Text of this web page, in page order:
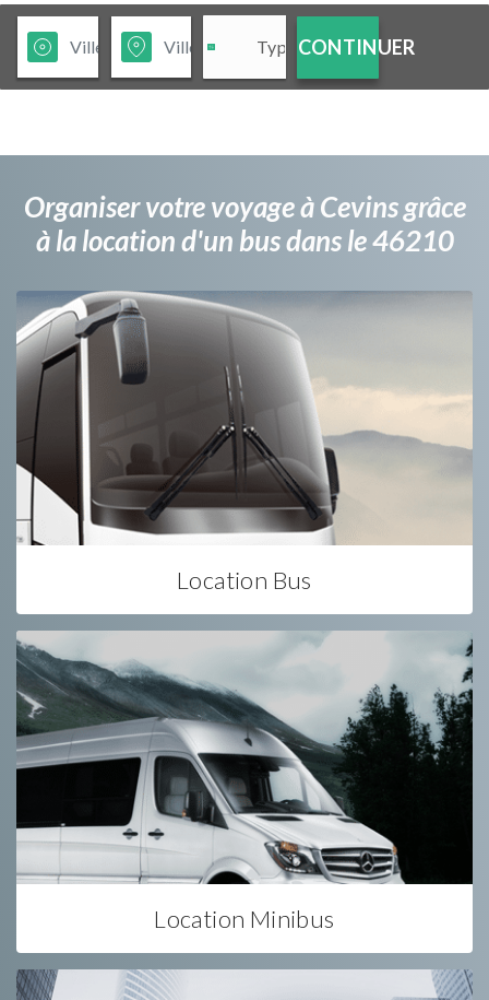
CONTINUER
Organiser votre voyage à Cevins grâce
à la location d'un bus dans le 46210
Location Bus
Location Minibus